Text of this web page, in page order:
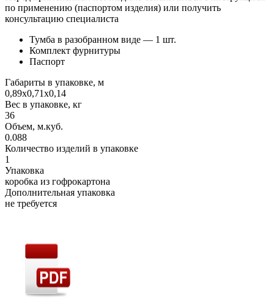
по применению (паспортом изделия) или получить
консультацию специалиста
Тумба в разобранном виде — 1 шт.
Комплект фурнитуры
Паспорт
Габариты в упаковке, м
0,89х0,71х0,14
Вес в упаковке, кг
36
Объем, м.куб.
0.088
Количество изделий в упаковке
1
Упаковка
коробка из гофрокартона
Дополнительная упаковка
не требуется